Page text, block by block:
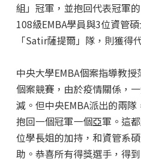
組」冠軍，並抱回代表冠軍
108級EMBA學員與3位資管
「Satir薩提爾」隊，則獲得
中央大學EMBA個案指導教
個案競賽，由於疫情關係，
減。但中央EMBA派出的兩隊
抱回一個冠軍一個亞軍。這
位學長姐的加持，和資管系
助。恭喜所有得獎選手，得